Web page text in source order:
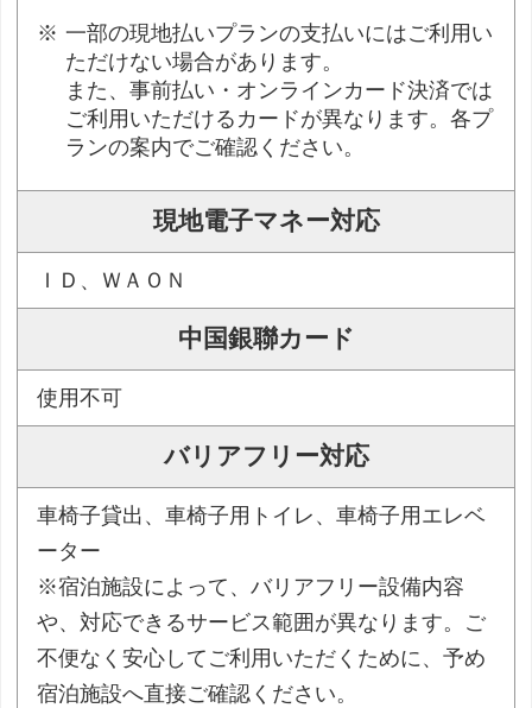
一部の現地払いプランの支払いにはご利用い
ただけない場合があります。
また、事前払い・オンラインカード決済では
ご利用いただけるカードが異なります。各プ
ランの案内でご確認ください。
現地電子マネー対応
ＩＤ、ＷＡＯＮ
中国銀聯カード
使用不可
バリアフリー対応
車椅子貸出、車椅子用トイレ、車椅子用エレベ
ーター
※宿泊施設によって、バリアフリー設備内容
や、対応できるサービス範囲が異なります。ご
不便なく安心してご利用いただくために、予め
宿泊施設へ直接ご確認ください。